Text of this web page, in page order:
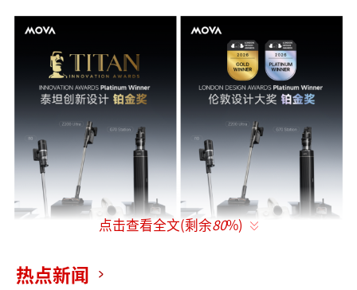
点击查看全文(剩余80%)
热点新闻